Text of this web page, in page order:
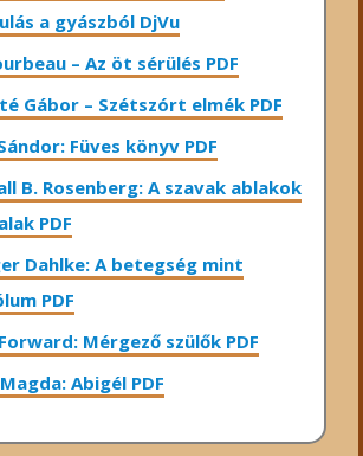
a gyászból DjVu
– Az öt sérülés PDF
Gábor – Szétszórt elmék PDF
Füves könyv PDF
B. Rosenberg: A szavak ablakok
PDF
Dahlke: A betegség mint
PDF
Mérgező szülők PDF
Abigél PDF